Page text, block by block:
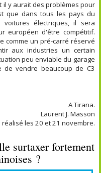
il y aurait des problèmes pour
que dans tous les pays du
électriques, il sera
européen d'être compétitif.
comme un pré-carré réservé
aux industries un certain
peu enviable du garage
vendre beaucoup de C3
A Tirana.
Laurent J. Masson
réalisé les 20 et 21 novembre.
surtaxer fortement
?